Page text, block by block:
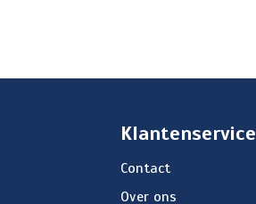
Klantenservice
Contact
Over ons